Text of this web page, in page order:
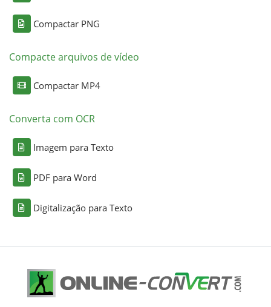
Compactar PNG
Compacte arquivos de vídeo
Compactar MP4
Converta com OCR
Imagem para Texto
PDF para Word
Digitalização para Texto